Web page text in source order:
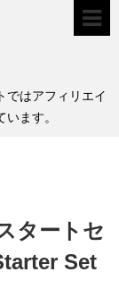
ではアフィリエイ
ます。
タートセ
Set